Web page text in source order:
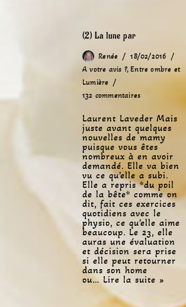
(2) La lune par
Renée
18/02/2016
A votre avis ?,Entre ombre et
Lumière
132 commentaires
Laurent Laveder Mais
juste avant quelques
nouvelles de mamy
puisque vous êtes
nombreux à en avoir
demandé. Elle va bien
vu ce qu’elle a subi.
Elle a repris *du poil
de la bête* comme on
dit, fait ces exercices
quotidiens avec le
physio, ce qu’elle aime
beaucoup. Le 23, elle
auras une évaluation
et décision sera prise
si elle peut retourner
dans son home
ou… Lire la suite »